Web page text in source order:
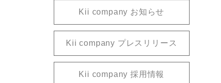
Kii company お知らせ
Kii company プレスリリース
Kii company 採用情報